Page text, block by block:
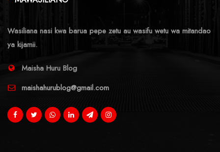
Wasiliana nasi kwa barua pepe zetu au wasifu wetu wa mitandao
ya kijamii.
Maisha Huru Blog
maishahurublog@gmail.com